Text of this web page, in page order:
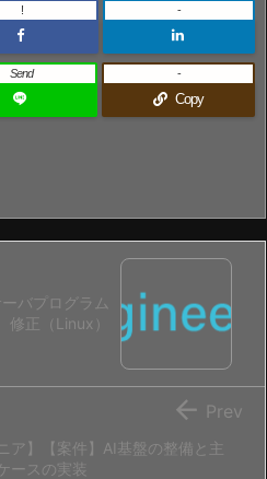
! -
Send
Copy
-
バプログラム
修正（Linux）
ア】【案件】AI基盤の整備と主
ースの実装
 Prev